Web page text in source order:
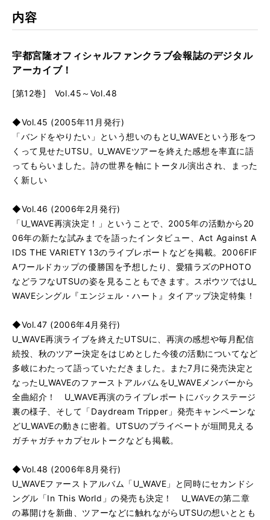
内容
宇都宮隆オフィシャルファンクラブ会報誌のデジタル
アーカイブ！
[第12巻] Vol.45～Vol.48
◆Vol.45 (2005年11月発行)
「バンドをやりたい」という想いのもとU_WAVEという形をつ
くって見せたUTSU。U_WAVEツアーを終えた感想を率直に語
ってもらいました。詩の世界を軸にトータル演出され、まった
く新しい
◆Vol.46 (2006年2月発行)
「U_WAVE再演決定！」ということで、2005年の活動から20
06年の新たな試みまでを語ったインタビュー、Act Against A
IDS THE VARIETY 13のライブレポートなどを掲載。2006FIF
Aワールドカップの優勝国を予想したり、愛猫ラズのPHOTO
などラフなUTSUの姿を見ることもできます。スポウツではU_
WAVEシングル『エンジェル・ハート』タイアップ決定特集！
◆Vol.47 (2006年4月発行)
U_WAVE再演ライブを終えたUTSUに、再演の感想や毎月配信
続投、秋のツアー決定をはじめとした今後の活動についてなど
多岐にわたって語っていただきました。また7月に発売決定と
なったU_WAVEのファーストアルバムをU_WAVEメンバーから
全曲紹介！ U_WAVE再演のライブレポートにバックステージ
裏の様子、そして「Daydream Tripper」発売キャンペーンな
どU_WAVEの動きに密着。UTSUのプライベートが垣間見える
ガチャガチャカプセルトークなども掲載。
◆Vol.48 (2006年8月発行)
U_WAVEファーストアルバム「U_WAVE」と同時にセカンドシ
ングル「In This World」の発売も決定！ U_WAVEの第二章
の幕開けを新曲、ツアーなどに触れながらUTSUの想いととも